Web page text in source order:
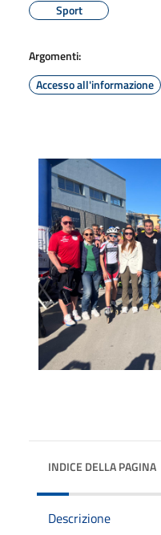
Sport
Argomenti:
Accesso all'informazione
INDICE DELLA PAGINA
Descrizione